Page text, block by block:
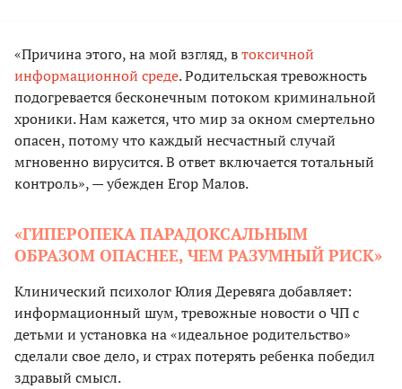
«Причина этого, на мой взгляд, втоксичной
информационной среде. Родительская тревожность
подогревается бесконечным потоком криминальной
хроники. Нам кажется, что мир за окном смертельно
опасен, потому что каждый несчастный случай
мгновенно вирусится. В ответ включается тотальный
контроль», — убежден Егор Малов.
«ГИПЕРОПЕКА ПАРАДОКСАЛЬНЫМ
ОБРАЗОМ ОПАСНЕЕ, ЧЕМ РАЗУМНЫЙ РИСК»
Клинический психолог Юлия Деревяга добавляет:
информационный шум, тревожные новости о ЧП с
детьми и установка на «идеальное родительство»
сделали свое дело, и страх потерять ребенка победил
здравый смысл.